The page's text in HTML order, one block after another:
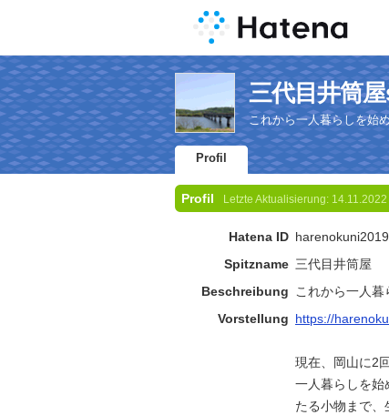
三代目井筒
これから一人暮らしを始
Profil
Profil Letzte Aktualisierung: 14.11.2022
Hatena ID harenokuni2019
Spitzname 三代目井筒屋
Beschreibung これから一人暮
Vorstellung https://
現在、岡山に2
一人暮らしを始
たる小物まで、